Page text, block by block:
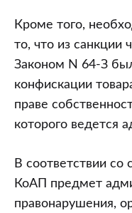
Кроме того,
то, что из санкции
Законом N 64-З
конфискации
праве
которого ведется
В соответствии со
КоАП предмет
правонарушения,